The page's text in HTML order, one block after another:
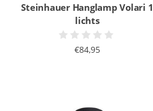
Steinhauer Hanglamp Volari 1
lichts
€84,95